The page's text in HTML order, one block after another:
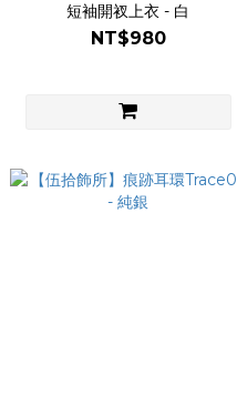
短袖開衩上衣 - 白
NT$980